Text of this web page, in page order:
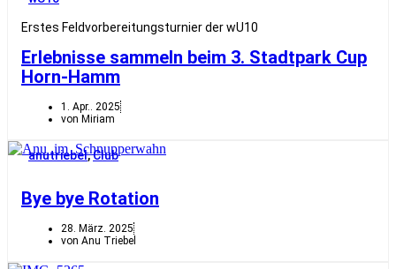
Erstes Feldvorbereitungsturnier der wU10
Erlebnisse sammeln beim 3. Stadtpark Cup
Horn-Hamm
1. Apr.. 2025
von Miriam
anutriebel,Club
Bye bye Rotation
28. März. 2025
von Anu Triebel